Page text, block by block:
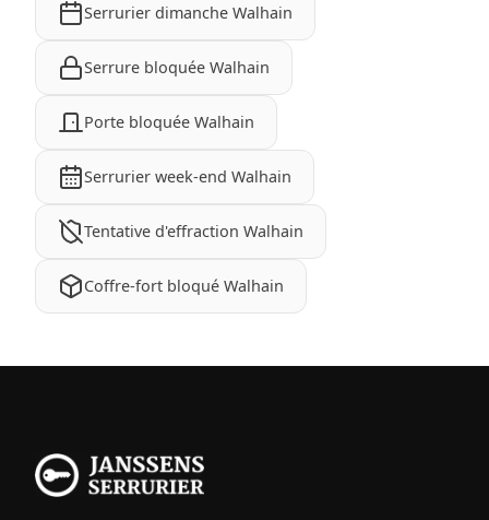
Serrurier dimanche Walhain
Serrure bloquée Walhain
Porte bloquée Walhain
Serrurier week-end Walhain
Tentative d'effraction Walhain
Coffre-fort bloqué Walhain